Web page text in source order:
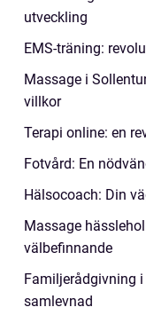
utveckling
EMS-träning:
Massage i
villkor
Terapi online: en
Fotvård: En
Hälsocoach: Din
Massage
välbefinnande
Familjerådgivning
samlevnad